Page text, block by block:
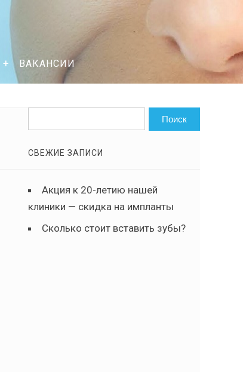
ВАКАНСИИ
СВЕЖИЕ ЗАПИСИ
Акция к 20-летию нашей
клиники — скидка на импланты
Сколько стоит вставить зубы?